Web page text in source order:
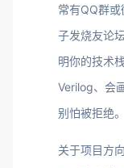
常有QQ群
子发烧友论
明你的技术
Verilog、会
别怕被拒绝。
关于项目方